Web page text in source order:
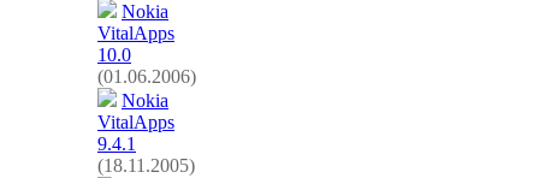
Nokia
VitalApps
10.0
(01.06.2006)
Nokia
VitalApps
9.4.1
(18.11.2005)